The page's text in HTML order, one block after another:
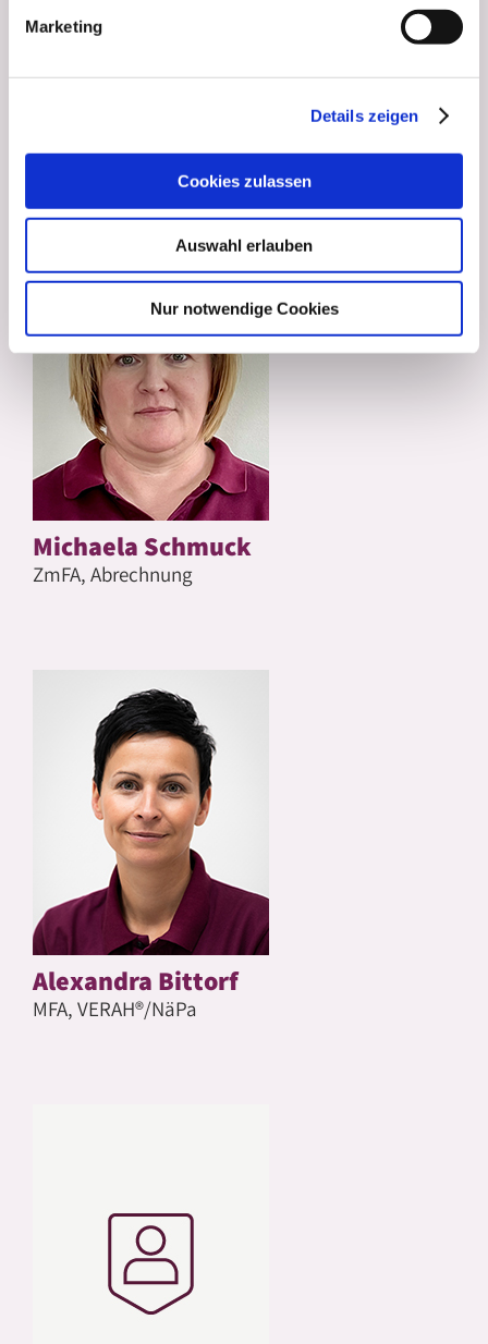
Marketing
Details zeigen
Cookies zulassen
Auswahl erlauben
Nur notwendige Cookies
Michaela Schmuck
ZmFA, Abrechnung
Alexandra Bittorf
MFA, VERAH®/NäPa